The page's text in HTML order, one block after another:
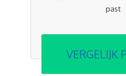
past
VERGELIJK